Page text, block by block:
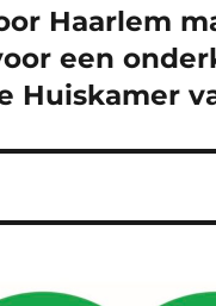
Haarlem
een
Huiskamer